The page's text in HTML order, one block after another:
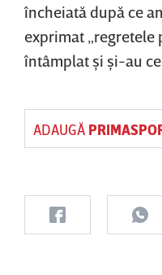
încheiată după ce
exprimat „regretele
întâmplat şi şi-au
ADAUGĂ